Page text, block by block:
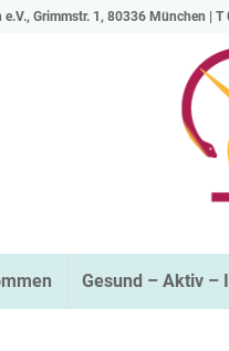
Grimmstr. 1, 80336 München |
Gesund – Aktiv –